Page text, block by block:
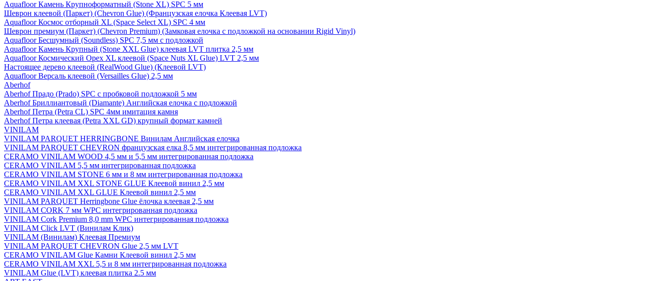
Aquafloor Камень Крупноформатный (Stone XL) SPC 5 мм
Шеврон клеевой (Паркет) (Chevron Glue) (Французская елочка Клеевая LVT)
Aquafloor Космос отборный XL (Space Select XL) SPC 4 мм
Шеврон премиум (Паркет) (Chevron Premium) (Замковая елочка с подложкой на основании Rigid Vinyl)
Aquafloor Бесшумный (Soundless) SPC 7,5 мм с подложкой
Aquafloor Камень Крупный (Stone XXL Glue) клеевая LVT плитка 2,5 мм
Aquafloor Космический Орех XL клеевой (Space Nuts XL Glue) LVT 2,5 мм
Настоящее дерево клеевой (RealWood Glue) (Клеевой LVT)
Aquafloor Версаль клеевой (Versailles Glue) 2,5 мм
Aberhof
Aberhof Прадо (Prado) SPC с пробковой подложкой 5 мм
Aberhof Бриллиантовый (Diamante) Английская елочка с подложкой
Aberhof Петра (Petra CL) SPC 4мм имитация камня
Aberhof Петра клеевая (Petra XXL GD) крупный формат камней
VINILAM
VINILAM PARQUET HERRINGBONE Винилам Английская елочка
VINILAM PARQUET CHEVRON французская елка 8,5 мм интегрированная подложка
CERAMO VINILAM WOOD 4,5 мм и 5,5 мм интегрированная подложка
CERAMO VINILAM 5,5 мм интегрированная подложка
CERAMO VINILAM STONE 6 мм и 8 мм интегрированная подложка
CERAMO VINILAM XXL STONE GLUE Клеевой винил 2,5 мм
CERAMO VINILAM XXL GLUE Клеевой винил 2,5 мм
VINILAM PARQUET Herringbone Glue ёлочка клеевая 2,5 мм
VINILAM CORK 7 мм WPC интегрированная подложка
VINILAM Cork Premium 8,0 mm WPC интегрированная подложка
VINILAM Click LVT (Винилам Клик)
VINILAM (Винилам) Клеевая Премиум
VINILAM PARQUET CHEVRON Glue 2,5 мм LVT
CERAMO VINILAM Glue Камни Клеевой винил 2,5 мм
CERAMO VINILAM XXL 5,5 и 8 мм интегрированная подложка
VINILAM Glue (LVT) клеевая плитка 2.5 мм